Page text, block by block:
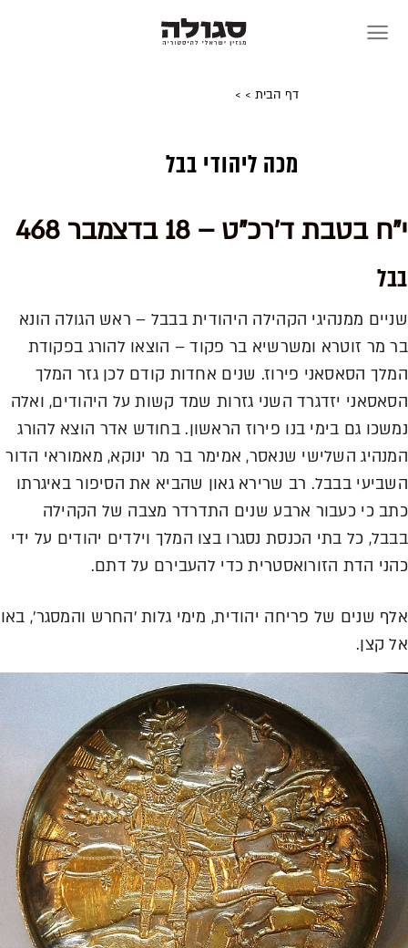
דף הבית >
>
מכה ליהודי בבל
י"ח בטבת ד'רכ"ט – 18 בדצמבר 468
בבל
שניים ממנהיגי הקהילה היהודית בבבל – ראש הגולה הונא
בר מר זוטרא ומשרשיא בר פקוד – הוצאו להורג בפקודת
המלך הסאסאני פירוז. שנים אחדות קודם לכן גזר המלך
הסאסאני יזדגרד השני גזרות שמד קשות על היהודים, ואלה
נמשכו גם בימי בנו פירוז הראשון. בחודש אדר הוצא להורג
המנהיג השלישי שנאסר, אמימר בר מר ינוקא, מאמוראי הדור
השביעי בבבל. רב שרירא גאון שהביא את הסיפור באיגרתו
כתב כי כעבור ארבע שנים התדרדר מצבה של הקהילה
בבבל, כל בתי הכנסת נסגרו בצו המלך וילדים יהודים על ידי
כהני הדת הזורואסטרית כדי להעבירם על דתם.
אלף שנים של פריחה יהודית, מימי גלות 'החרש והמסגר', באו
אל קצן.